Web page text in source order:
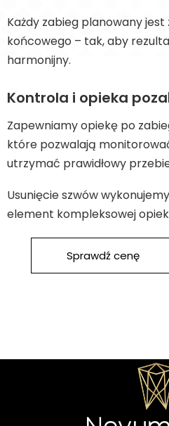
Każdy zabieg planowany
końcowego – tak, aby
harmonijny.
Kontrola i opieka
Zapewniamy opiekę po
które pozwalają
utrzymać prawidłowy
Usunięcie szwów
element kompleksowej
Sprawdź cenę